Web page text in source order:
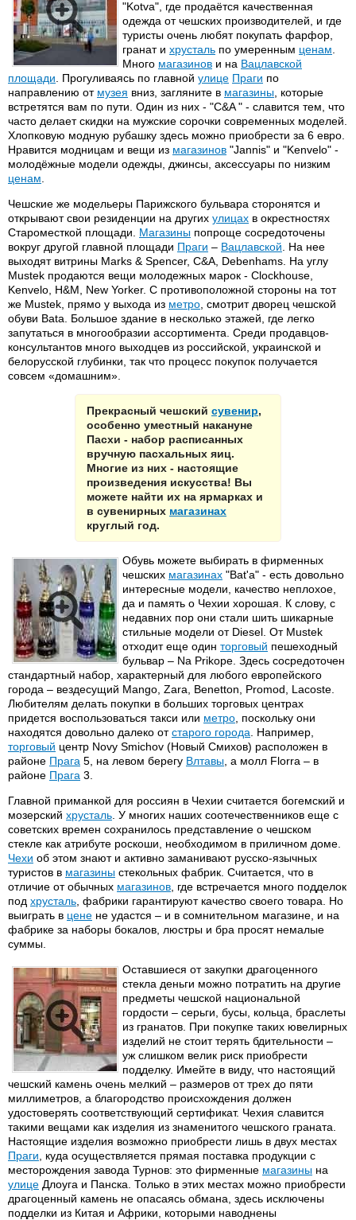
"Kotva", где продаётся качественная
одежда от чешских производителей, и где
туристы очень любят покупать фарфор,
гранат и хрусталь по умеренным ценам
Много магазинов и на Вацлавской
площади . Прогуливаясь по главной улице Праги по
направлению от музея вниз, загляните в магазины , которые
встретятся вам по пути. Один из них - "С&A " - славится тем, что
часто делает скидки на мужские сорочки современных моделей.
Хлопковую модную рубашку здесь можно приобрести за 6 евро.
Нравится модницам и вещи из магазинов "Jannis" и "Kenvelo" -
молодёжные модели одежды, джинсы, аксессуары по низким
ценам
Чешские же модельеры Парижского бульвара сторонятся и
открывают свои резиденции на других улицах в окрестностях
Староместкой площади. Магазины попроще сосредоточены
вокруг другой главной площади Праги – Вацлавской . На нее
выходят витрины Marks & Spencer, C&A, Debenhams. На углу
Mustek продаются вещи молодежных марок - Clockhouse,
Kenvelo, H&M, New Yorker. С противоположной стороны на тот
же Mustek, прямо у выхода из метро , смотрит дворец чешской
обуви Bata. Большое здание в несколько этажей, где легко
запутаться в многообразии ассортимента. Среди продавцов-
консультантов много выходцев из российской, украинской и
белорусской глубинки, так что процесс покупок получается
совсем «домашним».
Прекрасный чешский сувенир,
особенно уместный накануне
Пасхи - набор расписанных
вручную пасхальных яиц.
Многие из них - настоящие
произведения искусства! Вы
можете найти их на ярмарках и
в сувенирных магазинах
круглый год.
Обувь можете выбирать в фирменных
чешских магазинах "Bat'a" - есть довольно
интересные модели, качество неплохое,
да и память о Чехии хорошая. К слову, с
недавних пор они стали шить шикарные
стильные модели от Diesel. От Mustek
отходит еще один торговый пешеходный
бульвар – Na Prikope. Здесь сосредоточен
стандартный набор, характерный для любого европейского
города – вездесущий Mango, Zara, Benetton, Promod, Lacoste.
Любителям делать покупки в больших торговых центрах
придется воспользоваться такси или метро , поскольку они
находятся довольно далеко отстарого города . Например,
торговый центр Novy Smichov (Новый Смихов) расположен в
районе Прага 5, на левом берегу Влтавы , а молл Florra – в
районе Прага 3.
Главной приманкой для россиян в Чехии считается богемский и
мозерский хрусталь . У многих наших соотечественников еще с
советских времен сохранилось представление о чешском
стекле как атрибуте роскоши, необходимом в приличном доме.
Чехи об этом знают и активно заманивают русско-язычных
туристов в магазины стекольных фабрик. Считается, что в
отличие от обычных магазинов , где встречается много подделок
под хрусталь , фабрики гарантируют качество своего товара. Но
выиграть в цене не удастся – и в сомнительном магазине, и на
фабрике за наборы бокалов, люстры и бра просят немалые
суммы.
Оставшиеся от закупки драгоценного
стекла деньги можно потратить на другие
предметы чешской национальной
гордости – серьги, бусы, кольца, браслеты
из гранатов. При покупке таких ювелирных
изделий не стоит терять бдительности –
уж слишком велик риск приобрести
подделку. Имейте в виду, что настоящий
чешский камень очень мелкий – размеров от трех до пяти
миллиметров, а благородство происхождения должен
удостоверять соответствующий сертификат. Чехия славится
такими вещами как изделия из знаменитого чешского граната.
Настоящие изделия возможно приобрести лишь в двух местах
Праги , куда осуществляется прямая поставка продукции с
месторождения завода Турнов: это фирменные магазины на
улице Длоуга и Панска. Только в этих местах можно приобрести
драгоценный камень не опасаясь обмана, здесь исключены
подделки из Китая и Африки, которыми наводнены